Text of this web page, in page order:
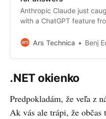
Anthropic Claude just
with a ChatGPT feature
Ars Technica
Benj
.NET okienko
Predpokladám, že veľa z
Ak vás ale trápi, že občas